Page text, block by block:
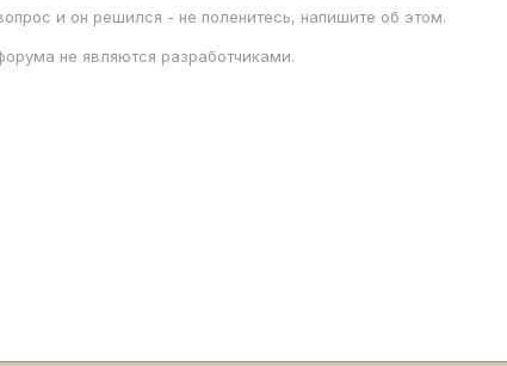
и он решился - не поленитесь, напишите об этом.
не являются разработчиками.